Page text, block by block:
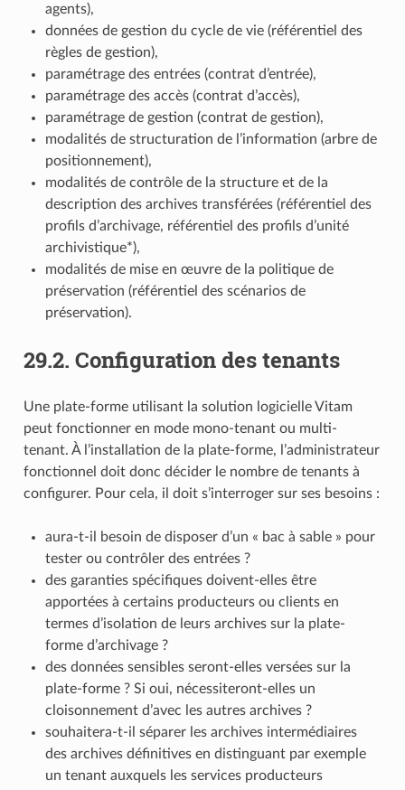
agents),
données de gestion du cycle de vie (référentiel des
règles de gestion),
paramétrage des entrées (contrat d’entrée),
paramétrage des accès (contrat d’accès),
paramétrage de gestion (contrat de gestion),
modalités de structuration de l’information (arbre de
positionnement),
modalités de contrôle de la structure et de la
description des archives transférées (référentiel des
profils d’archivage, référentiel des profils d’unité
archivistique*),
modalités de mise en œuvre de la politique de
préservation (référentiel des scénarios de
préservation).
29.2. Configuration des tenants
Une plate-forme utilisant la solution logicielle Vitam
peut fonctionner en mode mono-tenant ou multi-
tenant. À l’installation de la plate-forme, l’administrateur
fonctionnel doit donc décider le nombre de tenants à
configurer. Pour cela, il doit s’interroger sur ses besoins :
aura-t-il besoin de disposer d’un « bac à sable » pour
tester ou contrôler des entrées ?
des garanties spécifiques doivent-elles être
apportées à certains producteurs ou clients en
termes d’isolation de leurs archives sur la plate-
forme d’archivage ?
des données sensibles seront-elles versées sur la
plate-forme ? Si oui, nécessiteront-elles un
cloisonnement d’avec les autres archives ?
souhaitera-t-il séparer les archives intermédiaires
des archives définitives en distinguant par exemple
un tenant auxquels les services producteurs